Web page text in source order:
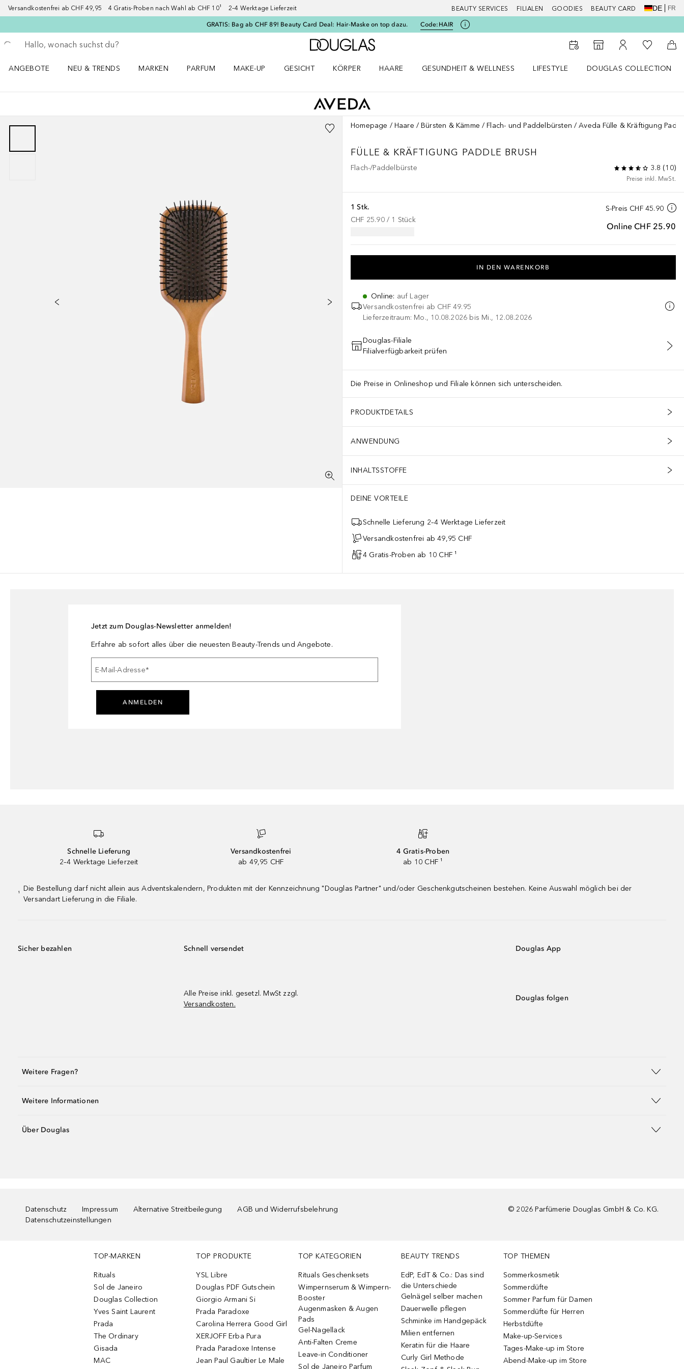
Versandkostenfrei ab CHF 49,95 4 Gratis-Proben nach Wahl ab CHF 10¹ 2–4 Werktage Lieferzeit BEAUTY SERVICES FILIALEN GOODIES BEAUTY CARD DE FR
GRATIS: Bag ab CHF 89! Beauty Card Deal: Hair-Maske on top dazu. Code: HAIR
Gehe zurück
Suche ausführen
Zur Douglas Startseite
Zum Storefinder
Zu Meinem
Zu Meiner
ANGEBOTE
NEU & TRENDS
MARKEN
PARFUM
MAKE-UP
GESICHT
KÖRPER
HAARE
GESUNDHEIT & WELLNESS
LIFESTYLE
DOUGLAS COLLECTION
Homepage Haare Bürsten & Kämme Flach- und Paddelbürsten Aveda Fülle & Kräftigung
FÜLLE & KRÄFTIGUNG PADDLE BRUSH
Flach-/Paddelbürste 3.8 (10)
Preise inkl. MwSt.
S-Preis CHF 45.90
Online CHF 25.90
1 Stk.
CHF 25.90 / 1 Stück
IN DEN WARENKORB
Online: auf Lager
Versandkostenfrei ab CHF 49.95
Lieferzeitraum: Mo., 10.08.2026 bis Mi., 12.08.2026
Douglas-Filiale
Filialverfügbarkeit prüfen
Die Preise in Onlineshop und Filiale können sich unterscheiden.
PRODUKTDETAILS
ANWENDUNG
INHALTSSTOFFE
DEINE VORTEILE
Schnelle Lieferung 2–4 Werktage Lieferzeit
Versandkostenfrei ab 49,95 CHF
4 Gratis-Proben ab 10 CHF ¹
Jetzt zum Douglas-Newsletter anmelden!
Erfahre ab sofort alles über die neuesten Beauty-Trends und Angebote.
E-Mail-Adresse*
ANMELDEN
Schnelle Lieferung
2–4 Werktage Lieferzeit
Versandkostenfrei
ab 49,95 CHF
4 Gratis-Proben
ab 10 CHF ¹
¹
Die Bestellung darf nicht allein aus Adventskalendern, Produkten mit der Kennzeichnung "Douglas Partner" und/oder Geschenkgutscheinen bestehen. Keine Auswahl möglich bei der
Versandart Lieferung in die Filiale.
Sicher bezahlen Schnell versendet
Alle Preise inkl. gesetzl. MwSt zzgl.
Versandkosten.
Douglas App
Douglas folgen
Weitere Fragen?
Weitere Informationen
Über Douglas
Datenschutz Impressum Alternative Streitbeilegung
AGB und Widerrufsbelehrung
Datenschutzeinstellungen
© 2026 Parfümerie Douglas GmbH & Co. KG.
TOP-MARKEN
Rituals
Sol de Janeiro
Douglas Collection
Yves Saint Laurent
Prada
The Ordinary
Gisada
MAC
TOP PRODUKTE
YSL Libre
Douglas PDF Gutschein
Giorgio Armani Si
Prada Paradoxe
Carolina Herrera Good Girl
XERJOFF Erba Pura
Prada Paradoxe Intense
Jean Paul Gaultier Le Male
TOP KATEGORIEN
Rituals Geschenksets
Wimpernserum & Wimpern-
Booster
Augenmasken & Augen
Pads
Gel-Nagellack
Anti-Falten Creme
Leave-in Conditioner
Sol de Janeiro Parfum
BEAUTY TRENDS
EdP, EdT & Co.: Das sind
die Unterschiede
Gelnägel selber machen
Dauerwelle pflegen
Schminke im Handgepäck
Milien entfernen
Keratin für die Haare
Curly Girl Methode
TOP THEMEN
Sommerkosmetik
Sommerdüfte
Sommer Parfum für Damen
Sommerdüfte für Herren
Herbstdüfte
Make-up-Services
Tages-Make-up im Store
Abend-Make-up im Store